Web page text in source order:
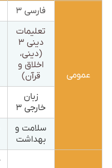
عمومی
فارسی ۳
تعلیمات
دینی ۳
(دینی،
اخلاق و
قرآن)
زبان
خارجی ۳
سلامت و
بهداشت